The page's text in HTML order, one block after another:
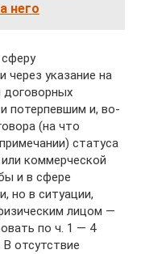
него
через указание на
договорных
потерпевшим и, во-
(на что
статуса
коммерческой
и в сфере
но в ситуации,
лицом —
по ч. 1 — 4
отсутствие